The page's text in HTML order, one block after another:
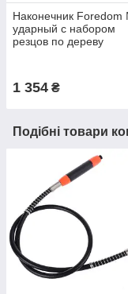
Наконечник
ударный с набором
резцов по дереву
1 354 ₴
Подібні товари